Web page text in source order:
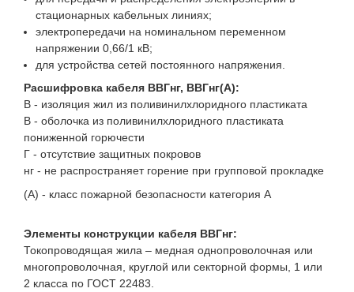
стационарных кабельных линиях;
электропередачи на номинальном переменном
напряжении 0,66/1 кВ;
для устройства сетей постоянного напряжения.
Расшифровка кабеля ВВГнг, ВВГнг(A):
В - изоляция жил из поливинилхлоридного пластиката
В - оболочка из поливинилхлоридного пластиката
пониженной горючести
Г - отсутствие защитных покровов
нг - не распространяет горение при групповой прокладке
(A) - класс пожарной безопасности категория A
Элементы конструкции кабеля ВВГнг:
Токопроводящая жила – медная однопроволочная или
многопроволочная, круглой или секторной формы, 1 или
2 класса по ГОСТ 22483.